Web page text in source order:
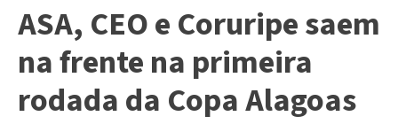
ASA, CEO e Coruripe saem
na frente na primeira
rodada da Copa Alagoas